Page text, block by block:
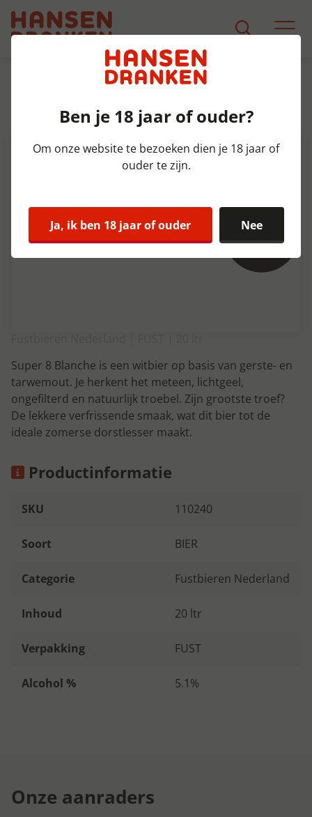
Product Detail
Super 8 Blanche Fust 20 ltr 5,1%
Super 8 Blanche is een witbier op basis van gerste- en
tarwemout. Je herkent het meteen, lichtgeel,
ongefilterd en natuurlijk troebel. Zijn grootste troef?
De lekkere verfrissende smaak, wat dit bier tot de
ideale zomerse dorstlesser maakt.
Productinformatie
SKU 110240
Soort BIER
Categorie Fustbieren Nederland
Inhoud 20 ltr
Verpakking FUST
Alcohol % 5.1%
Onze aanraders
Ben je 18 jaar of ouder?
Om onze website te bezoeken dien je 18 jaar of
ouder te zijn.
Ja, ik ben 18 jaar of ouder Nee